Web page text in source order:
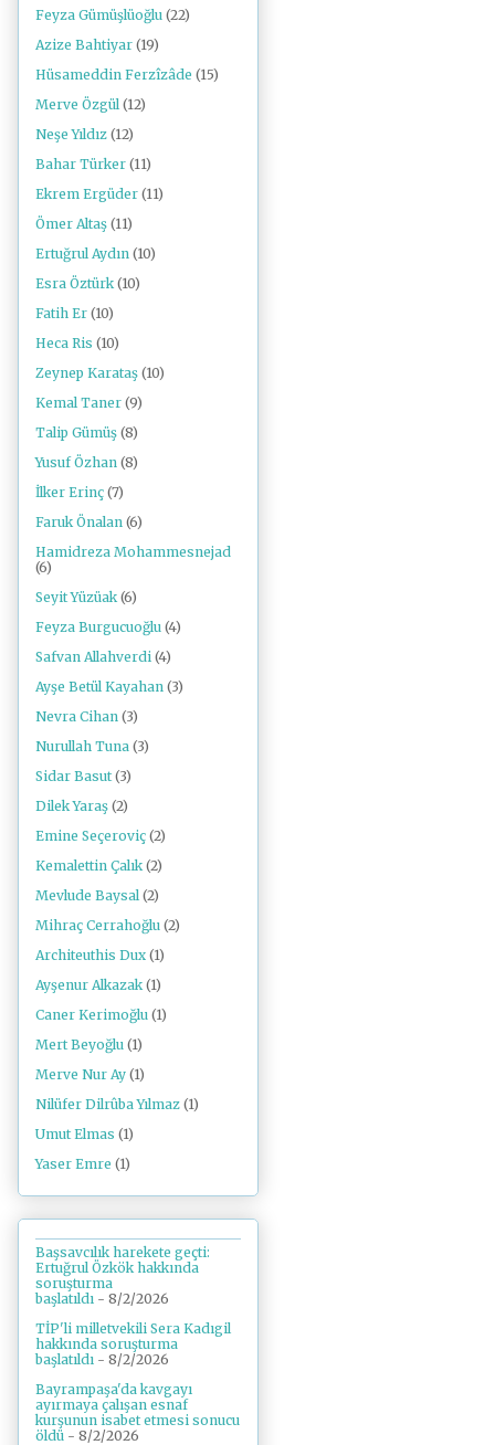
Feyza Gümüşlüoğlu (22)
Azize Bahtiyar (19)
Hüsameddin Ferzîzâde (15)
Merve Özgül (12)
Neşe Yıldız (12)
Bahar Türker (11)
Ekrem Ergüder (11)
Ömer Altaş (11)
Ertuğrul Aydın (10)
Esra Öztürk (10)
Fatih Er (10)
Heca Ris (10)
Zeynep Karataş (10)
Kemal Taner (9)
Talip Gümüş (8)
Yusuf Özhan (8)
İlker Erinç (7)
Faruk Önalan (6)
Hamidreza Mohammesnejad
(6)
Seyit Yüzüak (6)
Feyza Burgucuoğlu (4)
Safvan Allahverdi (4)
Ayşe Betül Kayahan (3)
Nevra Cihan (3)
Nurullah Tuna (3)
Sidar Basut (3)
Dilek Yaraş (2)
Emine Seçeroviç (2)
Kemalettin Çalık (2)
Mevlude Baysal (2)
Mihraç Cerrahoğlu (2)
Architeuthis Dux (1)
Ayşenur Alkazak (1)
Caner Kerimoğlu (1)
Mert Beyoğlu (1)
Merve Nur Ay (1)
Nilüfer Dilrûba Yılmaz (1)
Umut Elmas (1)
Yaser Emre (1)
Başsavcılık harekete geçti:
Ertuğrul Özkök hakkında
soruşturma
başlatıldı - 8/2/2026
TİP'li milletvekili Sera Kadıgil
hakkında soruşturma
başlatıldı - 8/2/2026
Bayrampaşa'da kavgayı
ayırmaya çalışan esnaf
kurşunun isabet etmesi sonucu
öldü - 8/2/2026